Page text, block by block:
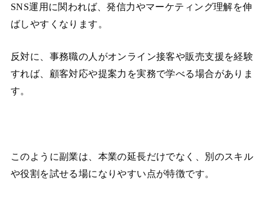
SNS運用に関われば、発信力やマーケティング理解を伸
ばしやすくなります。
反対に、事務職の人がオンライン接客や販売支援を経験
すれば、顧客対応や提案力を実務で学べる場合がありま
す。
このように副業は、本業の延長だけでなく、別のスキル
や役割を試せる場になりやすい点が特徴です。